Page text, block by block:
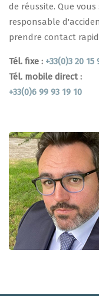
de réussite. Que
responsable
prendre contact
Tél. fixe : +33(0)3 20 15
Tél. mobile direct :
+33(0)6 99 93 19 10